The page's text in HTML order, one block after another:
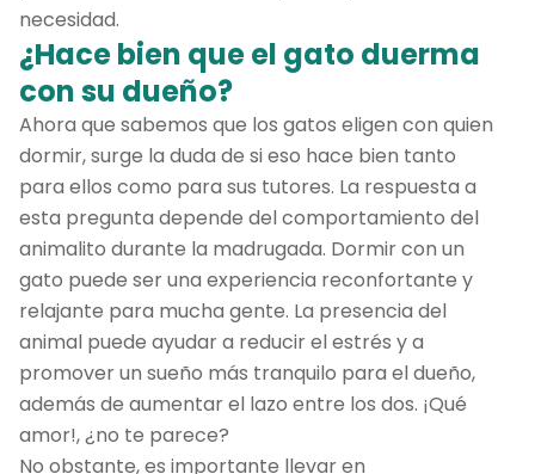
necesidad.
¿Hace bien que el gato duerma
con su dueño?
Ahora que sabemos que los gatos eligen con quien
dormir, surge la duda de si eso hace bien tanto
para ellos como para sus tutores. La respuesta a
esta pregunta depende del comportamiento del
animalito durante la madrugada. Dormir con un
gato puede ser una experiencia reconfortante y
relajante para mucha gente. La presencia del
animal puede ayudar a reducir el estrés y a
promover un sueño más tranquilo para el dueño,
además de aumentar el lazo entre los dos. ¡Qué
amor!, ¿no te parece?
No obstante, es importante llevar en